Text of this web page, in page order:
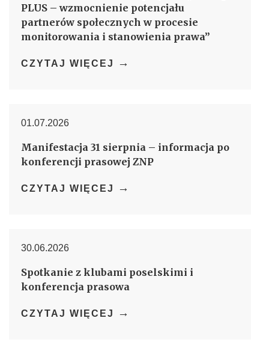
PLUS – wzmocnienie potencjału
partnerów społecznych w procesie
monitorowania i stanowienia prawa”
CZYTAJ WIĘCEJ →
01.07.2026
Manifestacja 31 sierpnia – informacja po
konferencji prasowej ZNP
CZYTAJ WIĘCEJ →
30.06.2026
Spotkanie z klubami poselskimi i
konferencja prasowa
CZYTAJ WIĘCEJ →